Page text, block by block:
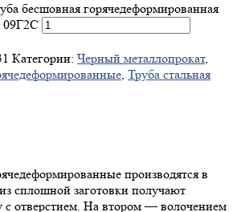
бесшовная горячедеформированная
09Г2С
Категории: Черный металлопрокат,
, Труба стальная
производятся в
сплошной заготовки получают
с отверстием. На втором — волочением